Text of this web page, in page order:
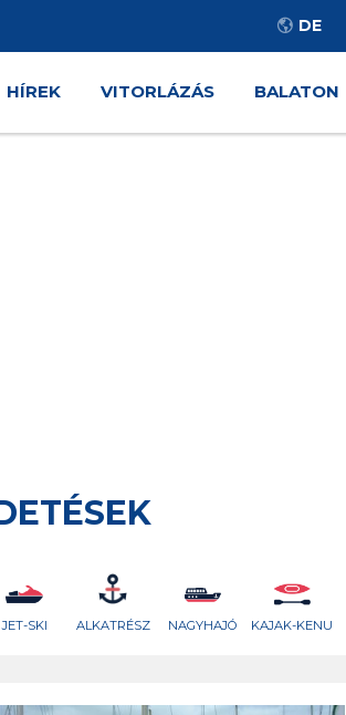
DE
HÍREK VITORLÁZÁS BALATON
JET-SKI ALKATRÉSZ NAGYHAJÓ KAJAK-KENU